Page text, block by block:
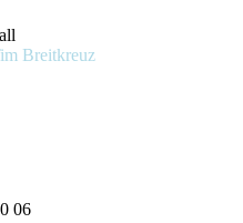
Breitkreuz
06